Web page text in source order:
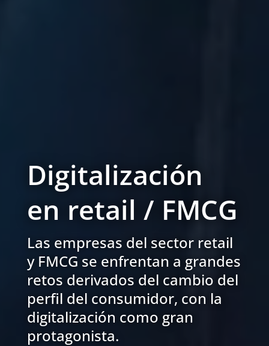
Digitalización
en retail / FMCG
Las empresas del sector retail
y FMCG se enfrentan a grandes
retos derivados del cambio del
perfil del consumidor, con la
digitalización como gran
protagonista.